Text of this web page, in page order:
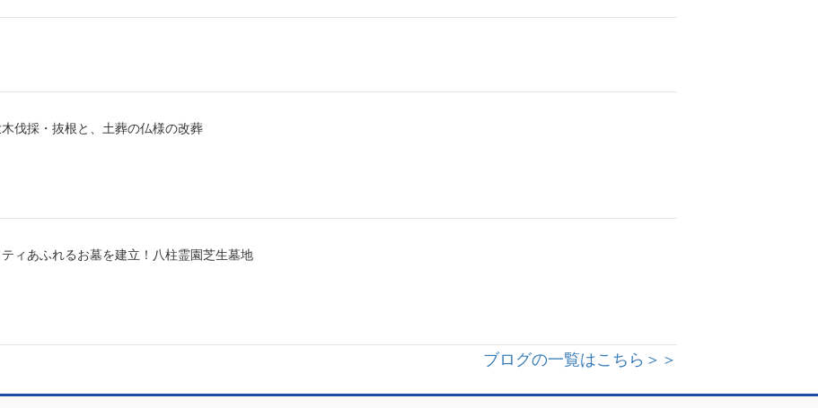
伐採・抜根と、土葬の仏様の改葬
ィあふれるお墓を建立！八柱霊園芝生墓地
ブログの一覧はこちら＞＞